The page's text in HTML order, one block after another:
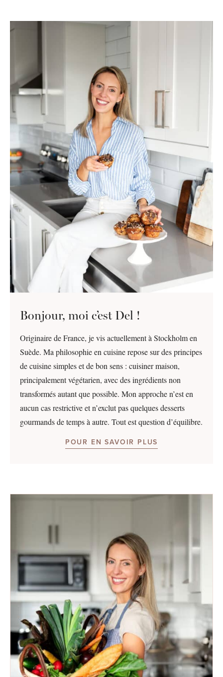
Bonjour, moi c’est Del !
Originaire de France, je vis actuellement à Stockholm en
Suède. Ma philosophie en cuisine repose sur des principes
de cuisine simples et de bon sens : cuisiner maison,
principalement végétarien, avec des ingrédients non
transformés autant que possible. Mon approche n’est en
aucun cas restrictive et n’exclut pas quelques desserts
gourmands de temps à autre. Tout est question d’équilibre.
POUR EN SAVOIR PLUS